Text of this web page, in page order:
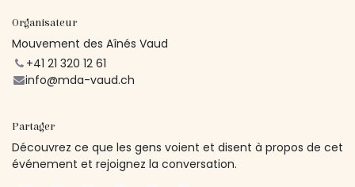
Organisateur
Mouvement des Aînés Vaud
+41 21 320 12 61
info@mda-vaud.ch
Partager
Découvrez ce que les gens voient et disent à propos de cet
événement et rejoignez la conversation.